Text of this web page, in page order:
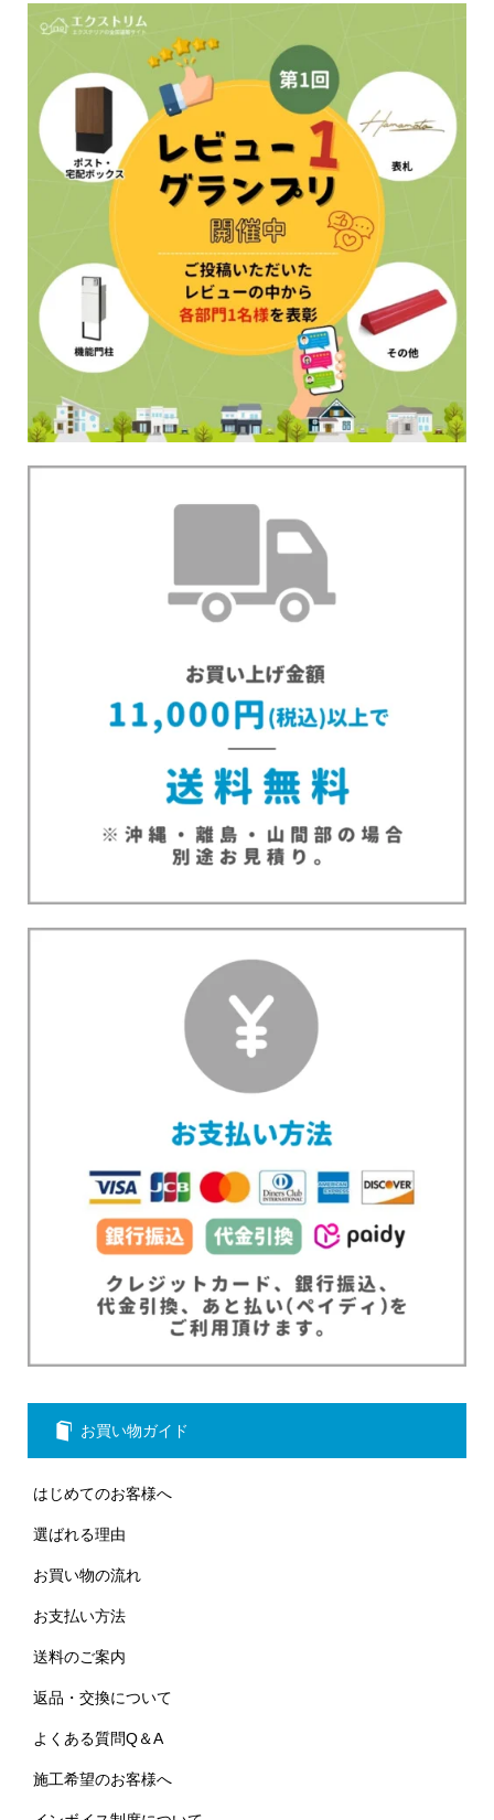
お買い物ガイド
はじめてのお客様へ
選ばれる理由
お買い物の流れ
お支払い方法
送料のご案内
返品・交換について
よくある質問Q＆A
施工希望のお客様へ